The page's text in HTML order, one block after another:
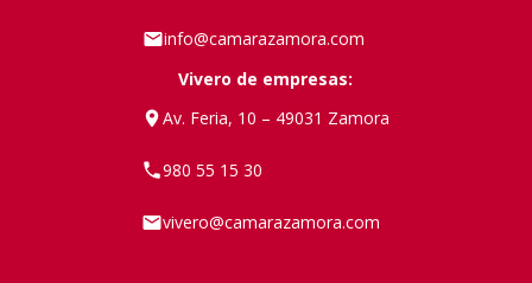
info@camarazamora.com
Vivero de empresas:
Av. Feria, 10 – 49031 Zamora
980 55 15 30
vivero@camarazamora.com